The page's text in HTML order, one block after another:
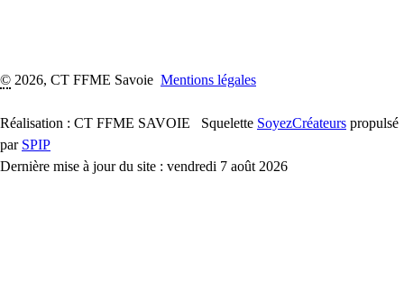
© 2026, CT FFME Savoie Mentions légales
Réalisation : CT FFME SAVOIE Squelette SoyezCréateurs propulsé
par SPIP
Dernière mise à jour du site : vendredi 7 août 2026